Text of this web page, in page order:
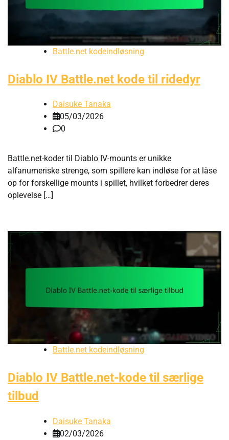
Battle.net kodeindløsning
Diablo IV Battle.net kode til ridedyr
Daisuke Tanaka
05/03/2026
0
Battle.net-koder til Diablo IV-mounts er unikke
alfanumeriske strenge, som spillere kan indløse for at låse
op for forskellige mounts i spillet, hvilket forbedrer deres
oplevelse […]
Battle.net kodeindløsning
Diablo IV Battle.net-kode til særlige
tilbud
Daisuke Tanaka
02/03/2026